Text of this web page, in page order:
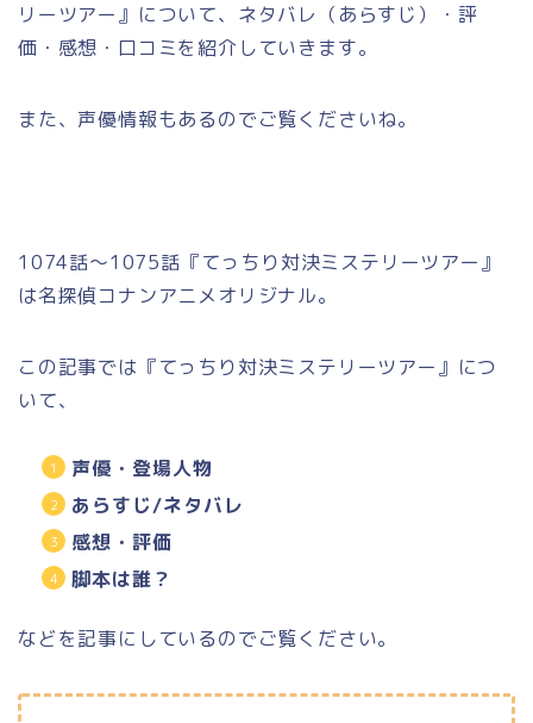
リーツアー』について、ネタバレ（あらすじ）・評
価・感想・口コミを紹介していきます。
また、声優情報もあるのでご覧くださいね。
1074話～1075話『てっちり対決ミステリーツアー』
は名探偵コナンアニメオリジナル。
この記事では『てっちり対決ミステリーツアー』につ
いて、
声優・登場人物
あらすじ/ネタバレ
感想・評価
脚本は誰？
などを記事にしているのでご覧ください。